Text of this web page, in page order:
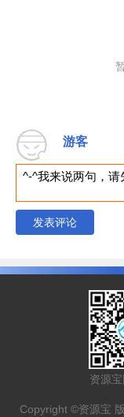
游客
^-^我来说两句，请
发表评论
资源
Copyright ©资源宝